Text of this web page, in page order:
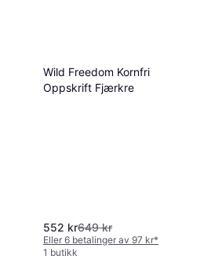
Wild Freedom Kornfri
Oppskrift Fjærkre
552 kr649 kr
Eller 6 betalinger av 97 kr*
1 butikk